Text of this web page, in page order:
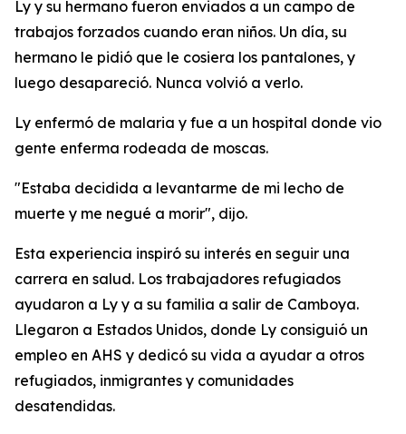
Ly y su hermano fueron enviados a un campo de
trabajos forzados cuando eran niños. Un día, su
hermano le pidió que le cosiera los pantalones, y
luego desapareció. Nunca volvió a verlo.
Ly enfermó de malaria y fue a un hospital donde vio
gente enferma rodeada de moscas.
"Estaba decidida a levantarme de mi lecho de
muerte y me negué a morir", dijo.
Esta experiencia inspiró su interés en seguir una
carrera en salud. Los trabajadores refugiados
ayudaron a Ly y a su familia a salir de Camboya.
Llegaron a Estados Unidos, donde Ly consiguió un
empleo en AHS y dedicó su vida a ayudar a otros
refugiados, inmigrantes y comunidades
desatendidas.